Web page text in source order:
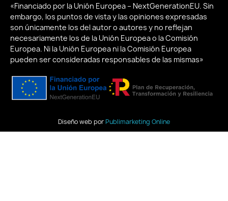
«Financiado por la Unión Europea – NextGenerationEU. Sin
embargo, los puntos de vista y las opiniones expresadas
son únicamente los del autor o autores y no reflejan
necesariamente los de la Unión Europea o la Comisión
Europea. Ni la Unión Europea ni la Comisión Europea
pueden ser consideradas responsables de las mismas»
Diseño web porPublimarketing Online